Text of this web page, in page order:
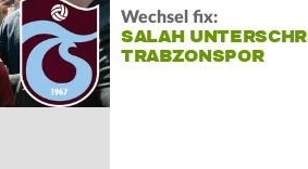
Wechsel fix:
SALAH
TRABZONSPOR